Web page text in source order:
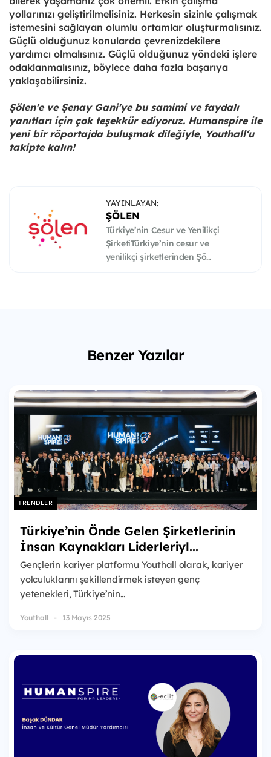
yollarınızı geliştirilmelisiniz. Herkesin sizinle çalışmak
istemesini sağlayan olumlu ortamlar oluşturmalısınız.
Güçlü olduğunuz konularda çevrenizdekilere
yardımcı olmalısınız. Güçlü olduğunuz yöndeki işlere
odaklanmalısınız, böylece daha fazla başarıya
yaklaşabilirsiniz.
Şölen'e ve Şenay Gani'ye bu samimi ve faydalı
yanıtları için çok teşekkür ediyoruz. Humanspire ile
yeni bir röportajda buluşmak dileğiyle, Youthall‘u
takipte kalın!
YAYINLAYAN:
ŞÖLEN
Türkiye’nin Cesur ve Yenilikçi
ŞirketiTürkiye’nin cesur ve
yenilikçi şirketlerinden Şö...
Benzer Yazılar
TRENDLER
Türkiye’nin Önde Gelen Şirketlerinin
İnsan Kaynakları Liderleriyl...
Gençlerin kariyer platformu Youthall olarak, kariyer
yolculuklarını şekillendirmek isteyen genç
yetenekleri, Türkiye’nin...
Youthall 13 Mayıs 2025